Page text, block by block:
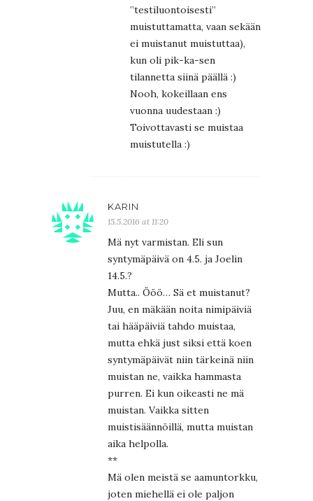
”testiluontoisesti”
muistuttamatta, vaan sekään
ei muistanut muistuttaa),
kun oli pik-ka-sen
tilannetta siinä päällä :)
Nooh, kokeillaan ens
vuonna uudestaan :)
Toivottavasti se muistaa
muistutella :)
KARIN
15.5.2016 at 11:20
Mä nyt varmistan. Eli sun
syntymäpäivä on 4.5. ja Joelin
14.5.?
Mutta.. Ööö… Sä et muistanut?
Juu, en mäkään noita nimipäiviä
tai hääpäiviä tahdo muistaa,
mutta ehkä just siksi että koen
syntymäpäivät niin tärkeinä niin
muistan ne, vaikka hammasta
purren. Ei kun oikeasti ne mä
muistan. Vaikka sitten
muistisäännöillä, mutta muistan
aika helpolla.
**
Mä olen meistä se aamuntorkku,
joten miehellä ei ole paljon